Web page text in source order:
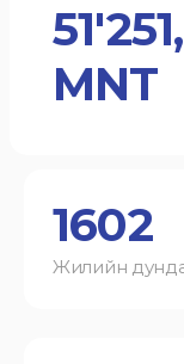
MNT
1602
Жилийн